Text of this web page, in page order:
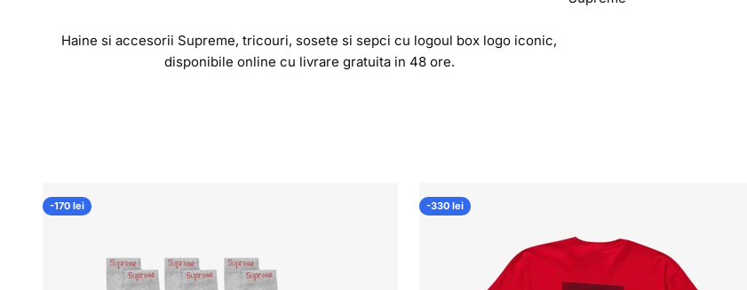
Haine si accesorii Supreme, tricouri, sosete si sepci cu logoul box logo iconic,
disponibile online cu livrare gratuita in 48 ore.
-170 lei -330 lei